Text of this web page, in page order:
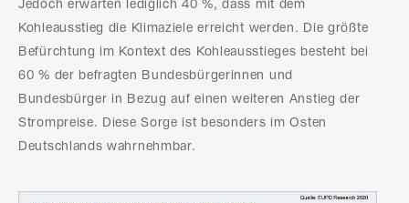
Jedoch erwarten lediglich 40 %, dass mit dem
Kohleausstieg die Klimaziele erreicht werden. Die größte
Befürchtung im Kontext des Kohleausstieges besteht bei
60 % der befragten Bundesbürgerinnen und
Bundesbürger in Bezug auf einen weiteren Anstieg der
Strompreise. Diese Sorge ist besonders im Osten
Deutschlands wahrnehmbar.